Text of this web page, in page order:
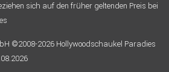
sich auf den früher geltenden Preis bei
©2008-2026 Hollywoodschaukel Paradies